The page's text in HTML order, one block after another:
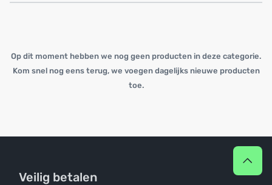
Op dit moment hebben we nog geen producten in deze categorie.
Kom snel nog eens terug, we voegen dagelijks nieuwe producten
toe.
Veilig betalen